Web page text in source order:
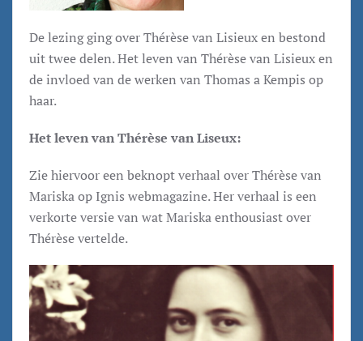
De lezing ging over Thérèse van Lisieux en bestond
uit twee delen. Het leven van Thérèse van Lisieux en
de invloed van de werken van Thomas a Kempis op
haar.
Het leven van Thérèse van Liseux:
Zie hiervoor een beknopt verhaal over Thérèse van
Mariska op Ignis webmagazine. Her verhaal is een
verkorte versie van wat Mariska enthousiast over
Thérèse vertelde.